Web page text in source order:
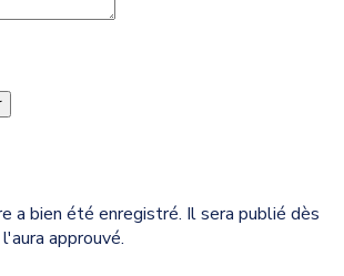
a bien été enregistré. Il sera publié dès
approuvé.